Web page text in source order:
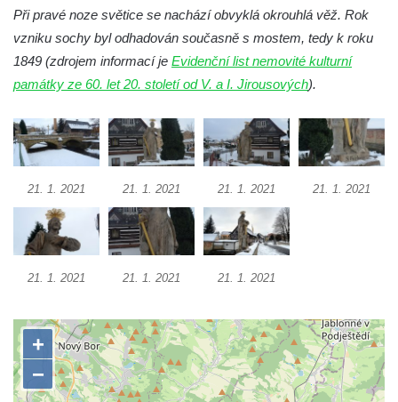
Socha Kozorožec horský v ZOO Hluboká
Socha Včela v ZOO Hluboká
Socha Housenka v ZOO Hluboká
Socha Nosorožík v ZOO Hluboká
Socha Rosomák v ZOO Hluboká
Socha Volavka v ZOO Hluboká
Flamingo trůn v ZOO Hluboká
Lavička Kůň Převalského v ZOO Hluboká
Socha Opičákovník v ZOO Hluboká
Socha Roháč v ZOO Hluboká
Socha Mystik v ZOO Hluboká
Při pravé noze světice se nachází obvyklá okrouhlá věž. Rok
vzniku sochy byl odhadován současně s mostem, tedy k roku
1849 (zdrojem informací je Evidenční list nemovité kulturní
památky ze 60. let 20. století od V. a I. Jirousových).
21. 1. 2021 21. 1. 2021 21. 1. 2021 21. 1. 2021
21. 1. 2021 21. 1. 2021 21. 1. 2021